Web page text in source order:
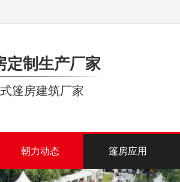
定制生产厂家
篷房建筑厂家
朝力动态 篷房应用